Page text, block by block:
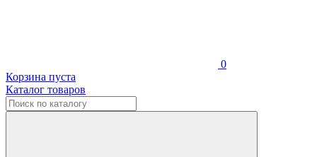
0
Корзина пуста
Каталог товаров